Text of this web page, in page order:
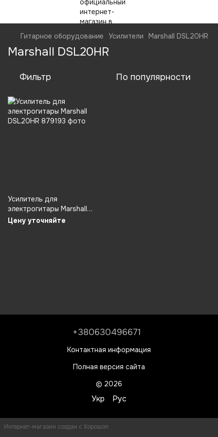
Гитарное оборудование Усилители Marshall DSL20HR
Marshall DSL20HR
Фильтр По популярности
Усилитель для
электрогитары Marshall
DSL20HR
Цену уточняйте
+380630496671
Контактная информация
Полная версия сайта
© 2026
Укр Рус
Интернет-магазин создан с Хорошоп